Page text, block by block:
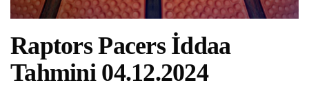
Raptors Pacers İddaa
Tahmini 04.12.2024